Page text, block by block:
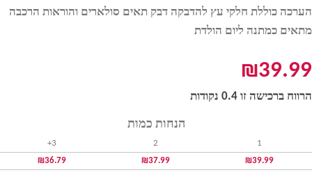
הערכה כוללת חלקי עץ להדבקה דבק תאים סולארים והוראות הרכבה
מתאים כמתנה ליום הולדת
₪39.99
הרווח ברכישה זו 0.4 נקודות
הנחות כמות
1
2
3+
₪39.99
₪37.99
₪36.79